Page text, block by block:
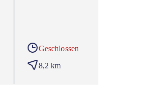
Geschlossen
8,2 km